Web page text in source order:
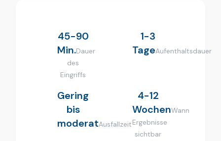
45-90
Min.Dauer
des
Eingriffs
1-3
TageAufenthaltsdauer
Gering
bis
moderatAusfallzeit
4-12
WochenWann
Ergebnisse
sichtbar